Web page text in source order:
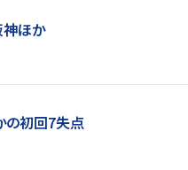
神ほか
の初回7失点